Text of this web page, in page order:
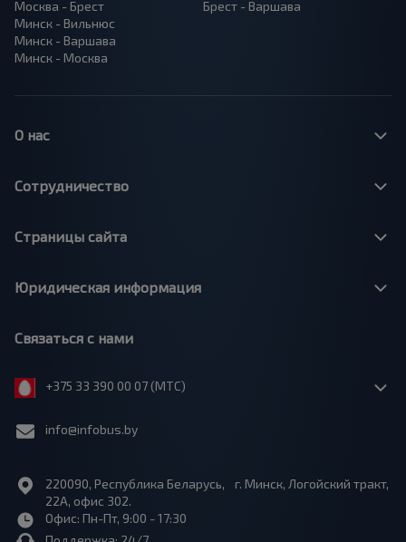
Москва - Брест
Минск - Вильнюс
Минск - Варшава
Минск - Москва
Брест - Варшава
О нас
Сотрудничество
Страницы сайта
Юридическая информация
Связаться с нами
+375 33 390 00 07 (МТС)
info@infobus.by
220090, Республика Беларусь, г. Минск, Логойский тракт,
22А, офис 302.
Офис: Пн-Пт, 9:00 - 17:30